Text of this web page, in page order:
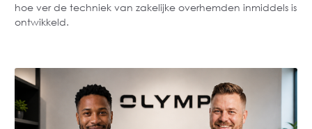
hoe ver de techniek van zakelijke overhemden inmiddels is
ontwikkeld.